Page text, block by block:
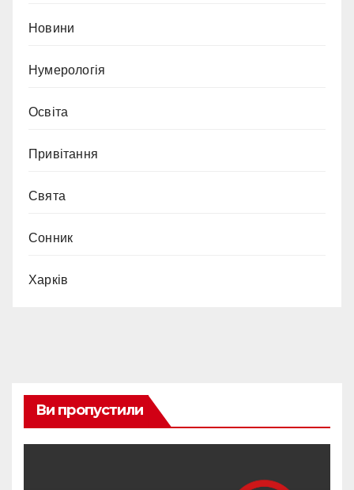
Новини
Нумерологія
Освіта
Привітання
Свята
Сонник
Харків
Ви пропустили